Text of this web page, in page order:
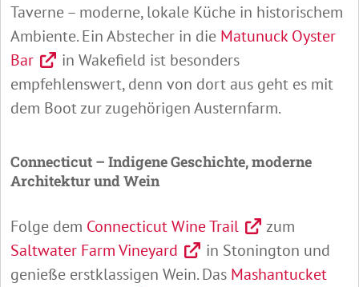
Taverne – moderne, lokale Küche in historischem
Ambiente. Ein Abstecher in die Matunuck Oyster
Bar
in Wakefield ist besonders
empfehlenswert, denn von dort aus geht es mit
dem Boot zur zugehörigen Austernfarm.
Connecticut – Indigene Geschichte, moderne
Architektur und Wein
Folge dem Connecticut Wine Trail
zum
Saltwater Farm Vineyard
in Stonington und
genieße erstklassigen Wein. Das Mashantucket